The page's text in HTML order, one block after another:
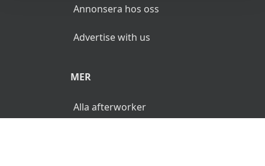
Annonsera hos oss
Advertise with us
MER
Alla afterworker